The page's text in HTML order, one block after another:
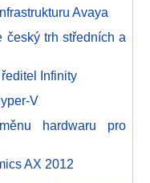
Avaya
český trh středních a
Infinity
V
hardwaru pro
AX 2012